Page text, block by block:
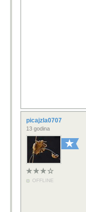
picajzla0707
13 godina
OFFLINE